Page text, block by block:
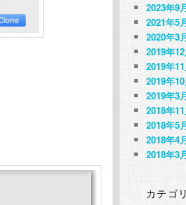
2023年9
2021年5
2020年3
2019年12
2019年11
2019年10
2019年3
2018年11
2018年5
2018年4
2018年3
カテゴ